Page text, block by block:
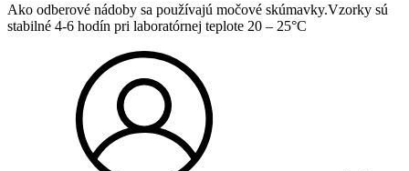
Ako odberové nádoby sa používajú močové skúmavky.Vzorky sú
stabilné 4-6 hodín pri laboratórnej teplote 20 – 25°C